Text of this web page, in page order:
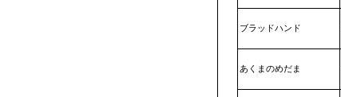
ブラッドハンド
あくまのめだま